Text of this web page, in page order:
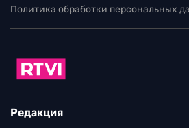
Политика обработки персональных
Редакция